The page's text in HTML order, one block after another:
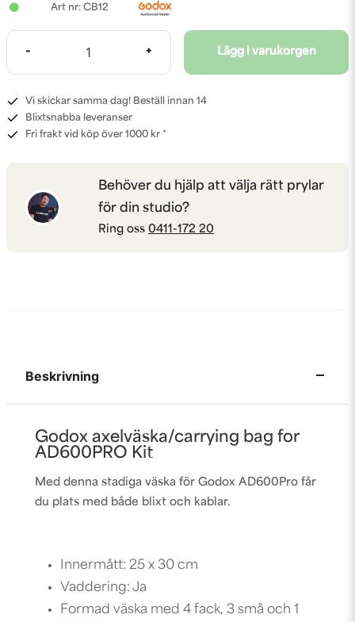
CB12
- + Lägg i varukorgen
Vi skickar samma dag! Beställ innan 14
Blixtsnabba leveranser
Fri frakt vid köp över 1000 kr *
Behöver du hjälp att välja rätt prylar
för din studio?
Ring oss 0411-172 20
Beskrivning
Godox axelväska/carrying bag for
AD600PRO Kit
Med denna stadiga väska för Godox AD600Pro får
du plats med både blixt och kablar.
Innermått: 25 x 30 cm
Vaddering: Ja
Formad väska med 4 fack, 3 små och 1